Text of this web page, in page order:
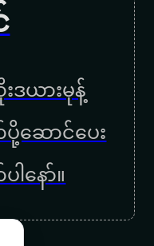
း)
ာ်ဝမ်း)
ာ်ဝမ်း)
ဒယားမုန့်
ပို့ဆောင်ပေး
နော်။